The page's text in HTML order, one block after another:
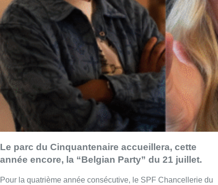
Le parc du Cinquantenaire accueillera, cette
année encore, la “Belgian Party” du 21 juillet.
Pour la quatrième année consécutive, le SPF Chancellerie du